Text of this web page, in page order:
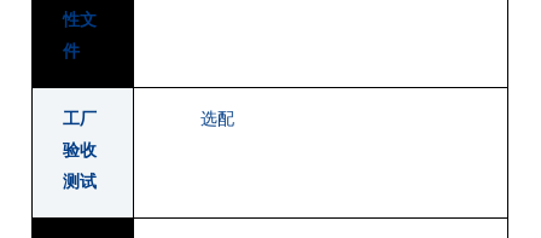
性文
件
工厂
验收
测试
选配